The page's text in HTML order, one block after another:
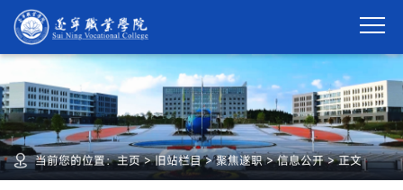
当前您的位置：主页 > 旧站栏目 > 聚焦遂职 > 信息公开 > 正文